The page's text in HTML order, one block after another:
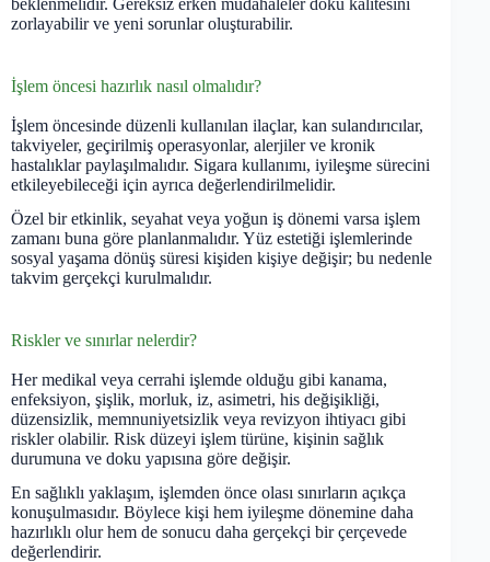
beklenmelidir. Gereksiz erken müdahaleler doku kalitesini
zorlayabilir ve yeni sorunlar oluşturabilir.
İşlem öncesi hazırlık nasıl olmalıdır?
İşlem öncesinde düzenli kullanılan ilaçlar, kan sulandırıcılar,
takviyeler, geçirilmiş operasyonlar, alerjiler ve kronik
hastalıklar paylaşılmalıdır. Sigara kullanımı, iyileşme sürecini
etkileyebileceği için ayrıca değerlendirilmelidir.
Özel bir etkinlik, seyahat veya yoğun iş dönemi varsa işlem
zamanı buna göre planlanmalıdır. Yüz estetiği işlemlerinde
sosyal yaşama dönüş süresi kişiden kişiye değişir; bu nedenle
takvim gerçekçi kurulmalıdır.
Riskler ve sınırlar nelerdir?
Her medikal veya cerrahi işlemde olduğu gibi kanama,
enfeksiyon, şişlik, morluk, iz, asimetri, his değişikliği,
düzensizlik, memnuniyetsizlik veya revizyon ihtiyacı gibi
riskler olabilir. Risk düzeyi işlem türüne, kişinin sağlık
durumuna ve doku yapısına göre değişir.
En sağlıklı yaklaşım, işlemden önce olası sınırların açıkça
konuşulmasıdır. Böylece kişi hem iyileşme dönemine daha
hazırlıklı olur hem de sonucu daha gerçekçi bir çerçevede
değerlendirir.